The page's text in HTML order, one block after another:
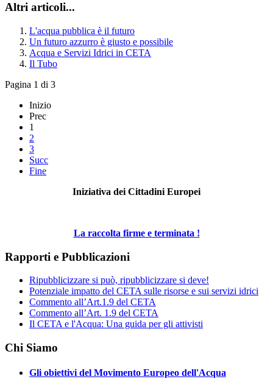
Altri articoli...
L'acqua pubblica è il futuro
Un futuro azzurro è giusto e possibile
Acqua e Servizi Idrici in CETA
Il Tubo
Pagina 1 di 3
Inizio
Prec
1
2
3
Succ
Fine
Iniziativa dei Cittadini Europei
La raccolta firme e terminata !
Rapporti e Pubblicazioni
Ripubblicizzare si può, ripubblicizzare si deve!
Potenziale impatto del CETA sulle risorse e sui servizi idrici
Commento all’Art.1.9 del CETA
Commento all’Art. 1.9 del CETA
Il CETA e l'Acqua: Una guida per gli attivisti
Chi Siamo
Gli obiettivi del Movimento Europeo dell'Acqua